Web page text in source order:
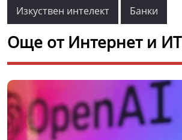
Изкуствен интелект Банки
Още от Интернет и ИТ